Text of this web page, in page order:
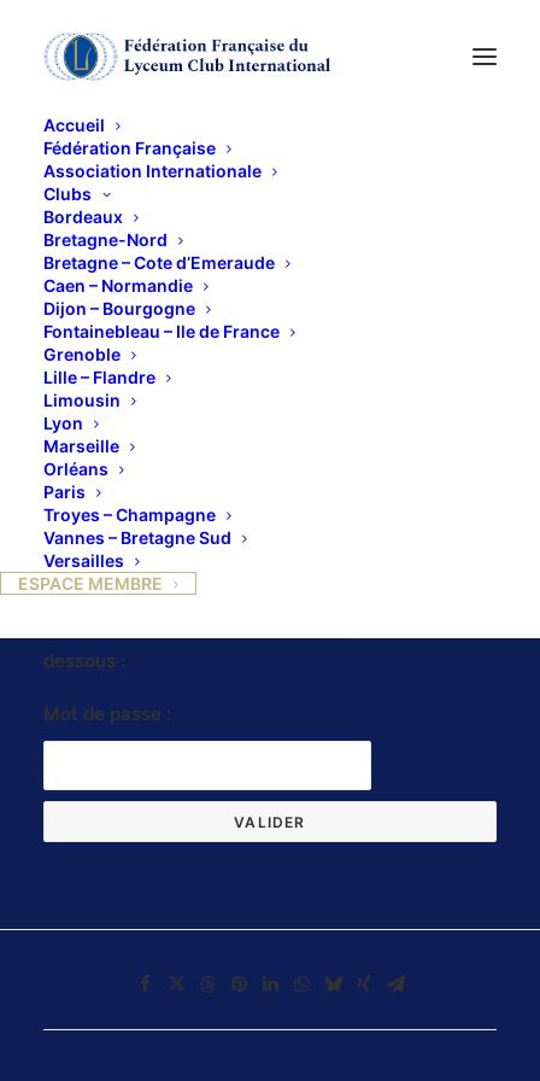
Accueil
Fédération Française
Association Internationale
Clubs
Bordeaux
Bretagne-Nord
Bretagne – Cote d’Emeraude
Caen – Normandie
Dijon – Bourgogne
Fontainebleau – Ile de France
Grenoble
Lille – Flandre
Limousin
Lyon
Marseille
Orléans
Paris
Troyes – Champagne
Vannes – Bretagne Sud
Versailles
ESPACE MEMBRE
VIDEO SORTIE AGN
Ce contenu est protégé par un mot de passe. Pour
dessous :
Mot de passe :